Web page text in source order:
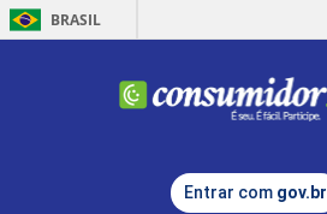
BRASIL
Entrar com gov.br